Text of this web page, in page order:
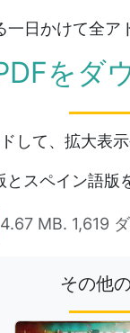
日かけて全ア
をダ
して、拡大表
スペイン語版
4.67 MB. 1,619
その他